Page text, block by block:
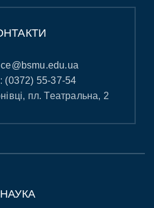
(0372) 55-37-54
пл. Театральна, 2
НАУКА